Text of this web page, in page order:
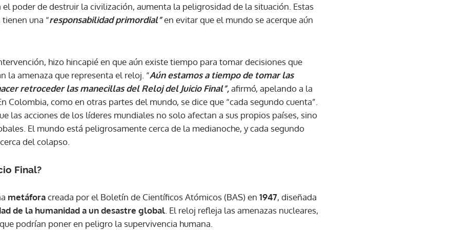
el poder de destruir la civilización, aumenta la peligrosidad de la situación. Estas
una “responsabilidad primordial”en evitar que el mundo se acerque aún
hizo hincapié en que aún existe tiempo para tomar decisiones que
la amenaza que representa el reloj. “Aún estamos a tiempo de tomar las
retroceder las manecillas del Reloj del Juicio Final”,afirmó, apelando a la
Colombia, como en otras partes del mundo, se dice que “cada segundo cuenta”.
las acciones de los líderes mundiales no solo afectan a sus propios países, sino
El mundo está peligrosamente cerca de la medianoche, y cada segundo
del colapso.
Final?
metáforacreada por el Boletín de Científicos Atómicos (BAS) en 1947, diseñada
de la humanidad a un desastre global . El reloj refleja las amenazas nucleares,
podrían poner en peligro la supervivencia humana.